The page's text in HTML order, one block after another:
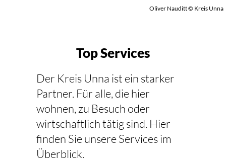
Oliver Nauditt © Kreis Unna
Top Services
Der Kreis Unna ist ein starker
Partner. Für alle, die hier
wohnen, zu Besuch oder
wirtschaftlich tätig sind. Hier
finden Sie unsere Services im
Überblick.